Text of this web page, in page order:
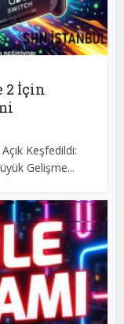
2 İçin
Keşfedildi:
Gelişme...